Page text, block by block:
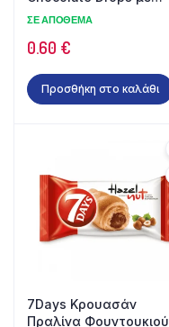
Κομμάτια Σοκολάτας
ΣΕ ΑΠΌΘΕΜΑ
0.60 €
Προσθήκη στο καλάθι
7Days Κρουασάν
Πραλίνα Φουντουκιού